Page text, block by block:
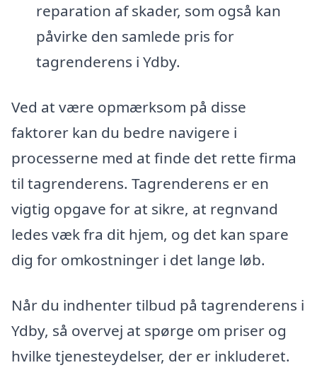
reparation af skader, som også kan
påvirke den samlede pris for
tagrenderens i Ydby.
Ved at være opmærksom på disse
faktorer kan du bedre navigere i
processerne med at finde det rette firma
til tagrenderens. Tagrenderens er en
vigtig opgave for at sikre, at regnvand
ledes væk fra dit hjem, og det kan spare
dig for omkostninger i det lange løb.
Når du indhenter tilbud på tagrenderens i
Ydby, så overvej at spørge om priser og
hvilke tjenesteydelser, der er inkluderet.